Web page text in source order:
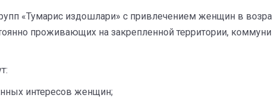
«Тумарис издошлари» с привлечением женщин в
проживающих на закрепленной территории,
интересов женщин;